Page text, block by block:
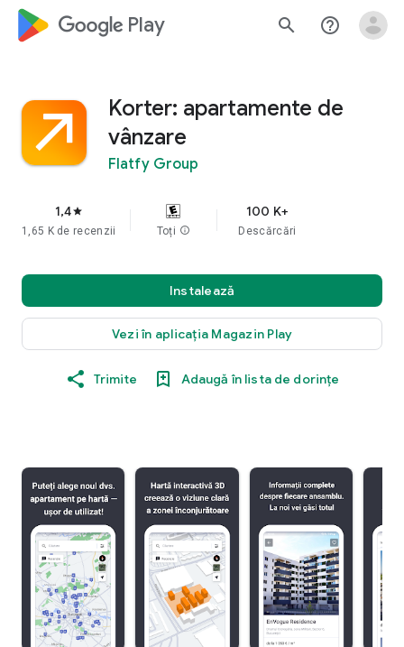
google_logo Play search help_outline
Korter: apartamente de
vânzare
Flatfy Group
1,4star
1,65 K de recenzii Toți info
100 K+
Descărcări
Instalează
Vezi în aplicația Magazin Play
Trimite Adaugă în lista de dorințe